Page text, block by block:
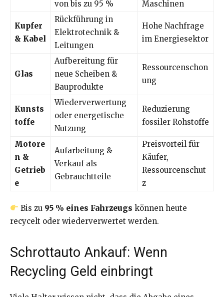
von bis zu 95 %
Maschinen
Kupfer
& Kabel
Rückführung in
Elektrotechnik &
Leitungen
Hohe Nachfrage
im Energiesektor
Glas
Aufbereitung für
neue Scheiben &
Bauprodukte
Ressourcenschon
ung
Kunsts
toffe
Wiederverwertung
oder energetische
Nutzung
Reduzierung
fossiler Rohstoffe
Motore
n &
Getrieb
e
Aufarbeitung &
Verkauf als
Gebrauchtteile
Preisvorteil für
Käufer,
Ressourcenschut
z
Bis zu 95 % eines Fahrzeugs können heute
recycelt oder wiederverwertet werden.
Schrottauto Ankauf: Wenn
Recycling Geld einbringt